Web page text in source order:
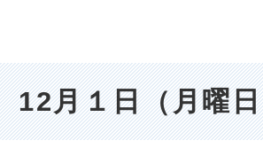
12月１日（月曜